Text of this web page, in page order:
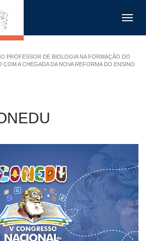
PROFESSOR DE BIOLOGIA NA FORMAÇÃO DO
A CHEGADA DA NOVA REFORMA DO ENSINO